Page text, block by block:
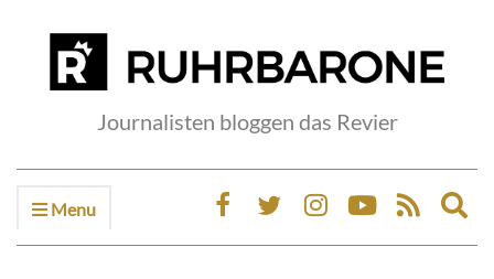
Journalisten bloggen das Revier
Menu